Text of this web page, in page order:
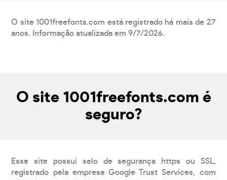
O site 1001freefonts.com está registrado há mais de 27
anos. Informação atualizada em 9/7/2026.
O site 1001freefonts.com é
seguro?
Esse site possui selo de segurança https ou SSL,
registrado pela empresa Google Trust Services, com